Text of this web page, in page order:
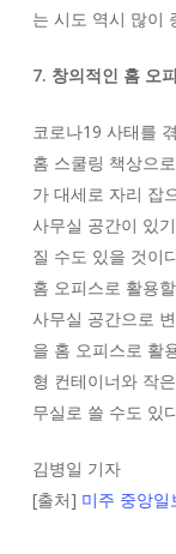
는 시도 역시 많이
7. 창의적인 홈 오
코로나19 사태를
홈 스쿨링 책상으
가 대세로 자리 잡
사무실 공간이 있
질 수도 있을 것이
홈 오피스로 활용
사무실 공간으로
을 홈 오피스로 활
형 컨테이너와 작
무실로 쓸 수도 있
김병일 기자
[출처] 미주 중앙